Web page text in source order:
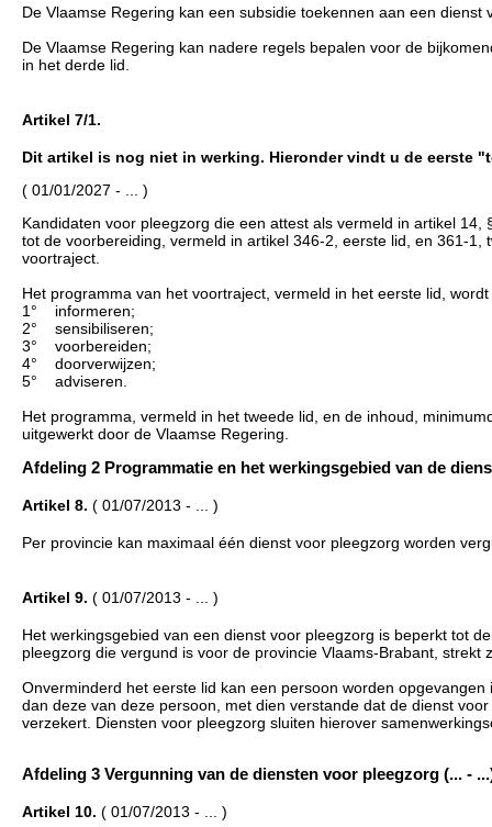
De Vlaamse Regering kan een subsidie toekennen aan een
De Vlaamse Regering kan nadere regels bepalen voor de
in het derde lid.
Artikel 7/1.
Dit artikel is nog niet in werking. Hieronder vindt u de eerste
( 01/01/2027 - ... )
Kandidaten voor pleegzorg die een attest als vermeld in artikel
tot de voorbereiding, vermeld in artikel 346-2, eerste lid, en 361-
voortraject.
Het programma van het voortraject, vermeld in het eerste lid,
1° informeren;
2° sensibiliseren;
3° voorbereiden;
4° doorverwijzen;
5° adviseren.
Het programma, vermeld in het tweede lid, en de inhoud,
uitgewerkt door de Vlaamse Regering.
Afdeling 2 Programmatie en het werkingsgebied van de
Artikel 8. ( 01/07/2013 - ... )
Per provincie kan maximaal één dienst voor pleegzorg worden
Artikel 9. ( 01/07/2013 - ... )
Het werkingsgebied van een dienst voor pleegzorg is beperkt tot
pleegzorg die vergund is voor de provincie Vlaams-Brabant,
Onverminderd het eerste lid kan een persoon worden
dan deze van deze persoon, met dien verstande dat de dienst
verzekert. Diensten voor pleegzorg sluiten hierover
Afdeling 3 Vergunning van de diensten voor pleegzorg (... -
Artikel 10. ( 01/07/2013 - ... )